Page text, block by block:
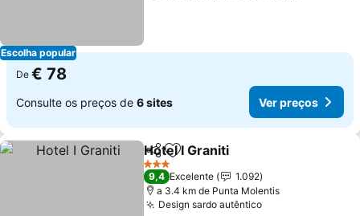
Escolha popular
De € 78
Consulte os preços de 6 sites Ver preços
PartilharAdicionar aos favoritos
Hotel I Graniti
3 Estrelas
9,4 Excelente
1.092
a 3.4 km de Punta Molentis
Design sardo autênticoVer preços